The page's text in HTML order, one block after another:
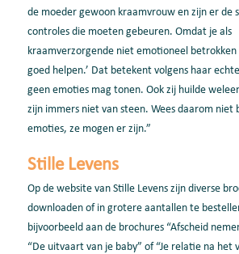
de moeder gewoon kraamvrouw en zijn er de
controles die moeten gebeuren. Omdat je als
kraamverzorgende niet emotioneel betrokken
goed helpen.’ Dat betekent volgens haar
geen emoties mag tonen. Ook zij huilde
zijn immers niet van steen. Wees daarom niet
emoties, ze mogen er zijn.”
Stille Levens
Op de website van Stille Levens zijn diverse
downloaden of in grotere aantallen te
bijvoorbeeld aan de brochures “Afscheid
“De uitvaart van je baby” of “Je relatie na het